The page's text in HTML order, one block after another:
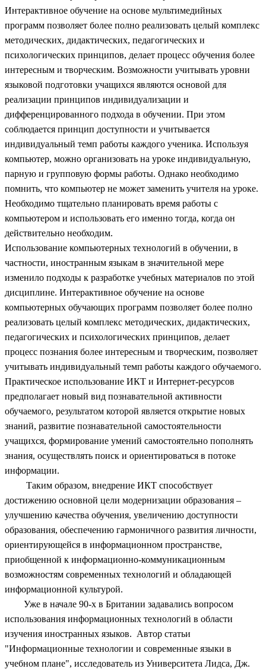
Интерактивное обучение на основе мультимедийных
программ позволяет более полно реализовать целый комплекс
методических, дидактических, педагогических и
психологических принципов, делает процесс обучения более
интересным и творческим. Возможности учитывать уровни
языковой подготовки учащихся являются основой для
реализации принципов индивидуализации и
дифференцированного подхода в обучении. При этом
соблюдается принцип доступности и учитывается
индивидуальный темп работы каждого ученика. Используя
компьютер, можно организовать на уроке индивидуальную,
парную и групповую формы работы. Однако необходимо
помнить, что компьютер не может заменить учителя на уроке.
Необходимо тщательно планировать время работы с
компьютером и использовать его именно тогда, когда он
действительно необходим.
Использование компьютерных технологий в обучении, в
частности, иностранным языкам в значительной мере
изменило подходы к разработке учебных материалов по этой
дисциплине. Интерактивное обучение на основе
компьютерных обучающих программ позволяет более полно
реализовать целый комплекс методических, дидактических,
педагогических и психологических принципов, делает
процесс познания более интересным и творческим, позволяет
учитывать индивидуальный темп работы каждого обучаемого.
Практическое использование ИКТ и Интернет-ресурсов
предполагает новый вид познавательной активности
обучаемого, результатом которой является открытие новых
знаний, развитие познавательной самостоятельности
учащихся, формирование умений самостоятельно пополнять
знания, осуществлять поиск и ориентироваться в потоке
информации.
Таким образом, внедрение ИКТ способствует
достижению основной цели модернизации образования –
улучшению качества обучения, увеличению доступности
образования, обеспечению гармоничного развития личности,
ориентирующейся в информационном пространстве,
приобщенной к информационно-коммуникационным
возможностям современных технологий и обладающей
информационной культурой.
Уже в начале 90-х в Британии задавались вопросом
использования информационных технологий в области
изучения иностранных языков. Автор статьи
"Информационные технологии и современные языки в
учебном плане", исследователь из Университета Лидса, Дж.